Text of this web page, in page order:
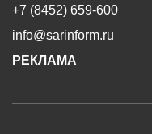
+7 (8452) 659-600
info@sarinform.ru
РЕКЛАМА